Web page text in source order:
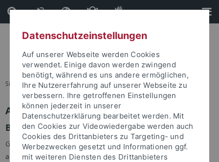
Direkt
zum
Inhalt
Direkt
zur
Fußleiste
Sie sind hier: Startseite
Anmelden
Benutzeranmeldung
Geben Sie Ihren Benutzernamen und Ihr Passwort an um sich
anzumelden:
Datenschutzeinstellungen
Auf unserer Webseite werden Cookies
verwendet. Einige davon werden zwingend
benötigt, während es uns andere ermöglichen,
Ihre Nutzererfahrung auf unserer Webseite zu
verbessern. Ihre getroffenen Einstellungen
können jederzeit in unserer
Datenschutzerklärung bearbeitet werden. Mit
den Cookies zur Videowiedergabe werden auch
Cookies des Drittanbieters zu Targeting- und
Werbezwecken gesetzt und Informationen ggf.
mit weiteren Diensten des Drittanbieters